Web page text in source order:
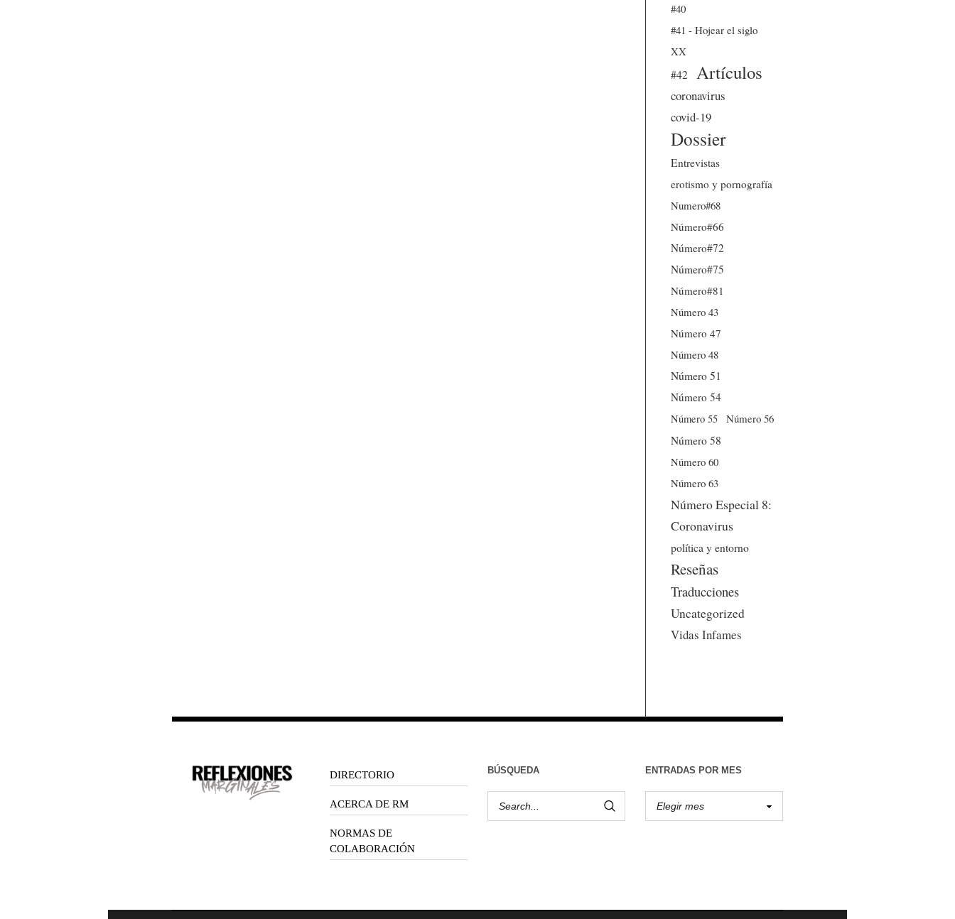
#40
#41 - Hojear el siglo
XX
#42
Artículos
coronavirus
covid-19
Dossier
Entrevistas
erotismo y pornografía
Numero#68
Número#66
Número#72
Número#75
Número#81
Número 43
Número 47
Número 48
Número 51
Número 54
Número 55
Número 56
Número 58
Número 60
Número 63
Número Especial 8:
Coronavirus
política y entorno
Reseñas
Traducciones
Uncategorized
Vidas Infames
DIRECTORIO
ACERCA DE RM
NORMAS DE
COLABORACIÓN
BÚSQUEDA ENTRADAS POR MES